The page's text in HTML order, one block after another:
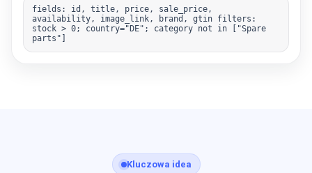
fields: id, title, price, sale_price,
availability, image_link, brand, gtin filters:
stock > 0; country="DE"; category not in ["Spare
parts"]
Kluczowa idea